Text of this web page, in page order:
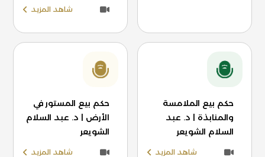
شاهد المزيد
حكم بيع الملامسة
والمنابذة | د. عبد
السلام الشويعر
شاهد المزيد
حكم بيع المستور في
الأرض | د. عبد السلام
الشويعر
شاهد المزيد